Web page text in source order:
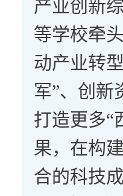
产业创新
等学校牵
动产业转
军”、创新
打造更多“
果，在构
合的科技